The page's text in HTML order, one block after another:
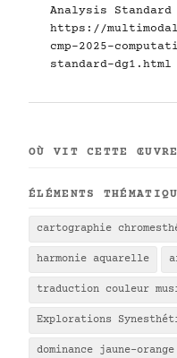
Analysis Standard -
https://
cmp-2025-
standard-dg1.html
OÙ VIT CETTE ŒUVRE
ÉLÉMENTS
cartographie
harmonie aquarelle
traduction couleur
Explorations
dominance jaune-orange